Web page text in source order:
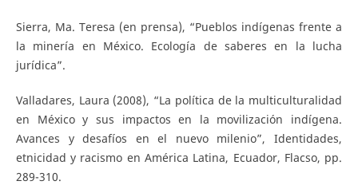
Sierra, Ma. Teresa (en prensa), “Pueblos indígenas frente a
la minería en México. Ecología de saberes en la lucha
jurídica”.
Valladares, Laura (2008), “La política de la multiculturalidad
en México y sus impactos en la movilización indígena.
Avances y desafíos en el nuevo milenio”, Identidades,
etnicidad y racismo en América Latina, Ecuador, Flacso, pp.
289-310.